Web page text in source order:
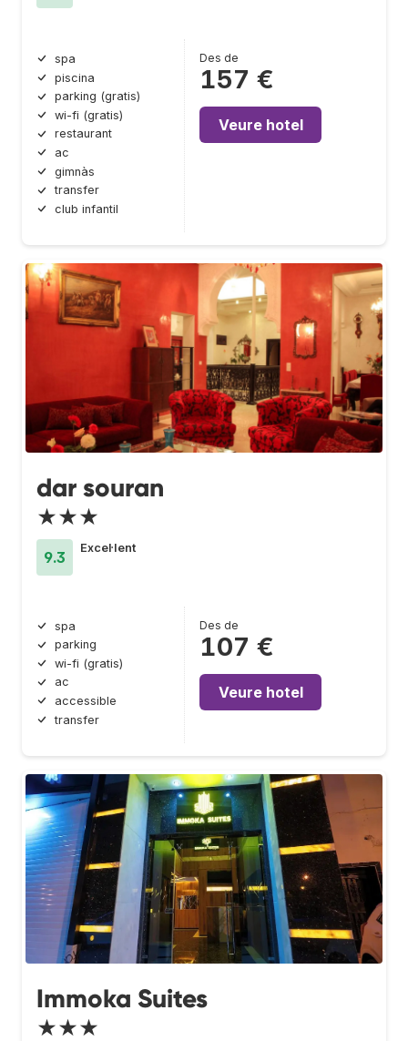
spa
piscina
parking (gratis)
wi-fi (gratis)
restaurant
ac
gimnàs
transfer
club infantil
Des de
157 €
Veure hotel
dar souran
★★★
9.3
Excel·lent
spa
parking
wi-fi (gratis)
ac
accessible
transfer
Des de
107 €
Veure hotel
Immoka Suites
★★★